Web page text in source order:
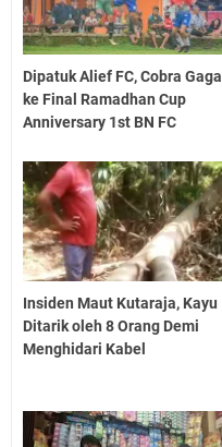
Dipatuk Alief FC, Cobra Gagal
ke Final Ramadhan Cup
Anniversary 1st BN FC
Insiden Maut Kutaraja, Kayu
Ditarik oleh 8 Orang Demi
Menghidari Kabel